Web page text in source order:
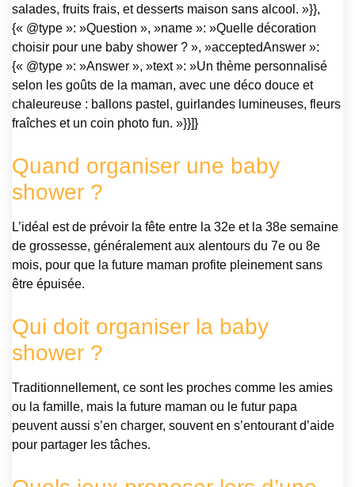
salades, fruits frais, et desserts maison sans alcool. »}},
{« @type »: »Question », »name »: »Quelle décoration
choisir pour une baby shower ? », »acceptedAnswer »:
{« @type »: »Answer », »text »: »Un thème personnalisé
selon les goûts de la maman, avec une déco douce et
chaleureuse : ballons pastel, guirlandes lumineuses, fleurs
fraîches et un coin photo fun. »}}]}
Quand organiser une baby
shower ?
L’idéal est de prévoir la fête entre la 32e et la 38e semaine
de grossesse, généralement aux alentours du 7e ou 8e
mois, pour que la future maman profite pleinement sans
être épuisée.
Qui doit organiser la baby
shower ?
Traditionnellement, ce sont les proches comme les amies
ou la famille, mais la future maman ou le futur papa
peuvent aussi s’en charger, souvent en s’entourant d’aide
pour partager les tâches.